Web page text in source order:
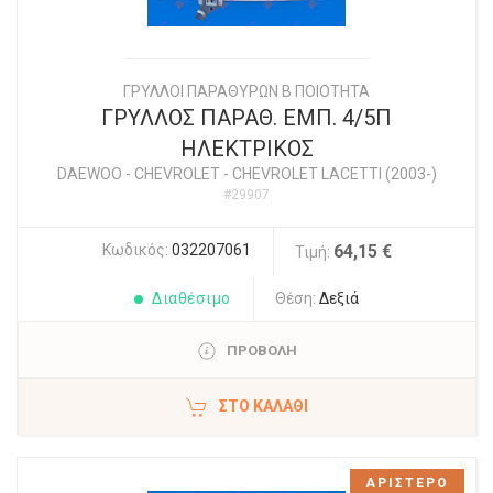
ΓΡΥΛΛΟΙ ΠΑΡΑΘΥΡΩΝ Β ΠΟΙΟΤΗΤΑ
ΓΡΥΛΛΟΣ ΠΑΡΑΘ. ΕΜΠ. 4/5Π
ΗΛΕΚΤΡΙΚΟΣ
DAEWOO - CHEVROLET- CHEVROLET LACETTI (2003-)
#29907
Κωδικός: 032207061 Τιμή: 64,15 €
Διαθέσιμο Θέση: Δεξιά
ΠΡΟΒΟΛΗ
ΣΤΟ ΚΑΛΆΘΙ
ΑΡΙΣΤΕΡΟ